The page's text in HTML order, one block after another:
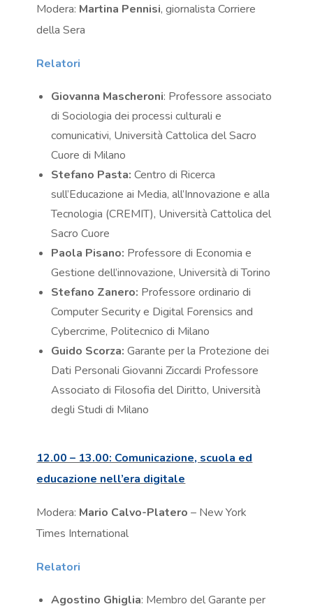
Modera: Martina Pennisi, giornalista Corriere
della Sera
Relatori
Giovanna Mascheroni: Professore associato
di Sociologia dei processi culturali e
comunicativi, Università Cattolica del Sacro
Cuore di Milano
Stefano Pasta: Centro di Ricerca
sull’Educazione ai Media, all’Innovazione e alla
Tecnologia (CREMIT), Università Cattolica del
Sacro Cuore
Paola Pisano: Professore di Economia e
Gestione dell’innovazione, Università di Torino
Stefano Zanero: Professore ordinario di
Computer Security e Digital Forensics and
Cybercrime, Politecnico di Milano
Guido Scorza: Garante per la Protezione dei
Dati Personali Giovanni Ziccardi Professore
Associato di Filosofia del Diritto, Università
degli Studi di Milano
12.00 – 13.00: Comunicazione, scuola ed
educazione nell’era digitale
Modera: Mario Calvo-Platero – New York
Times International
Relatori
Agostino Ghiglia: Membro del Garante per